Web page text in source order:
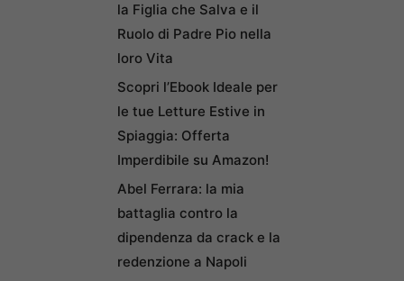
la Figlia che Salva e il
Ruolo di Padre Pio nella
loro Vita
Scopri l’Ebook Ideale per
le tue Letture Estive in
Spiaggia: Offerta
Imperdibile su Amazon!
Abel Ferrara: la mia
battaglia contro la
dipendenza da crack e la
redenzione a Napoli